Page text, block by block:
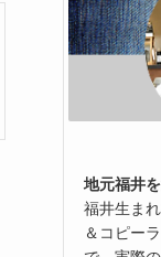
地元福井
福井生ま
＆コピー